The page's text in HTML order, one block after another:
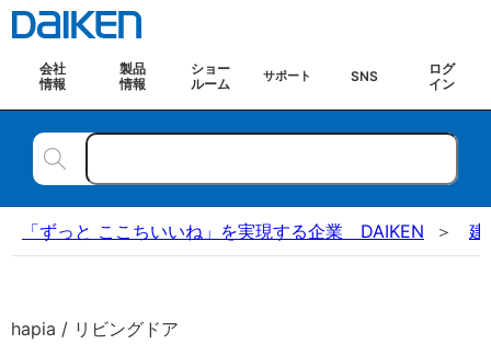
会社
情報
製品
情報
ショー
ルーム
サポート SNS
ログ
イン
「ずっと ここちいいね」を実現する企業 DAIKEN 建
hapia / リビングドア